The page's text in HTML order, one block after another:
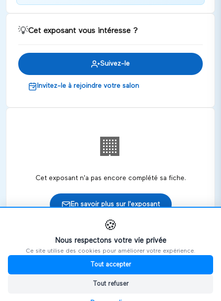
GRETA-CFA Lorraine Sud, nous sommes à votre
Discuter
💡Cet exposant vous intéresse ?
Suivez-le
Invitez-le à rejoindre votre salon
🏢
Cet exposant n'a pas encore complété sa fiche.
En savoir plus sur l'exposant
🎪Retrouvez cet exposant sur les salons
🍪
Nous respectons votre vie privée
Ce site utilise des cookies pour améliorer votre expérience.
Tout accepter
Tout refuser